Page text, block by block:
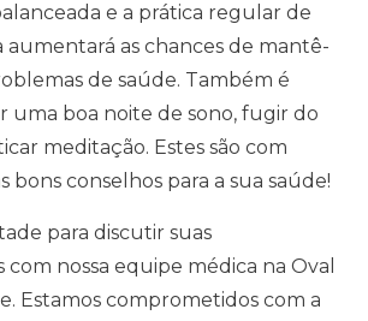
e a prática regular de
aumentará as chances de mantê-
de saúde. Também é
uma boa noite de sono, fugir do
meditação. Estes são com
bons conselhos para a sua saúde!
para discutir suas
nossa equipe médica na Oval
Estamos comprometidos com a